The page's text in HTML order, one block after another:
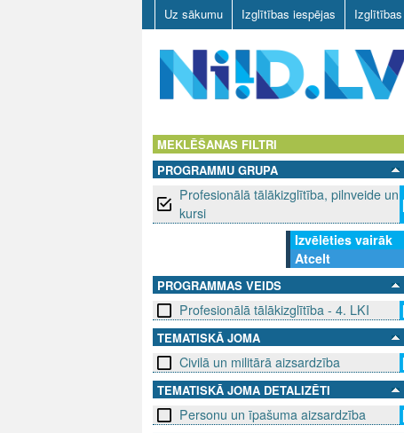
Uz sākumu Izglītības iespējas
D
L
V
MEKLĒŠANAS FILTRI
PROGRAMMU GRUPA
Profesionālā tālākizglītība, pilnveide un
kursi
Izvēlēties vairāk
Atcelt
PROGRAMMAS VEIDS
Profesionālā tālākizglītība - 4. LKI
TEMATISKĀ JOMA
Civilā un militārā aizsardzība
TEMATISKĀ JOMA DETALIZĒTI
Personu un īpašuma aizsardzība